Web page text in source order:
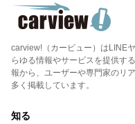
carview!（カービュー）はLINE
らゆる情報やサービスを提供す
報から、ユーザーや専門家のリ
多く掲載しています。
知る